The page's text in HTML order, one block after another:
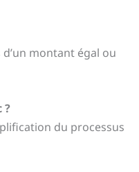
montant égal ou
?
du processus